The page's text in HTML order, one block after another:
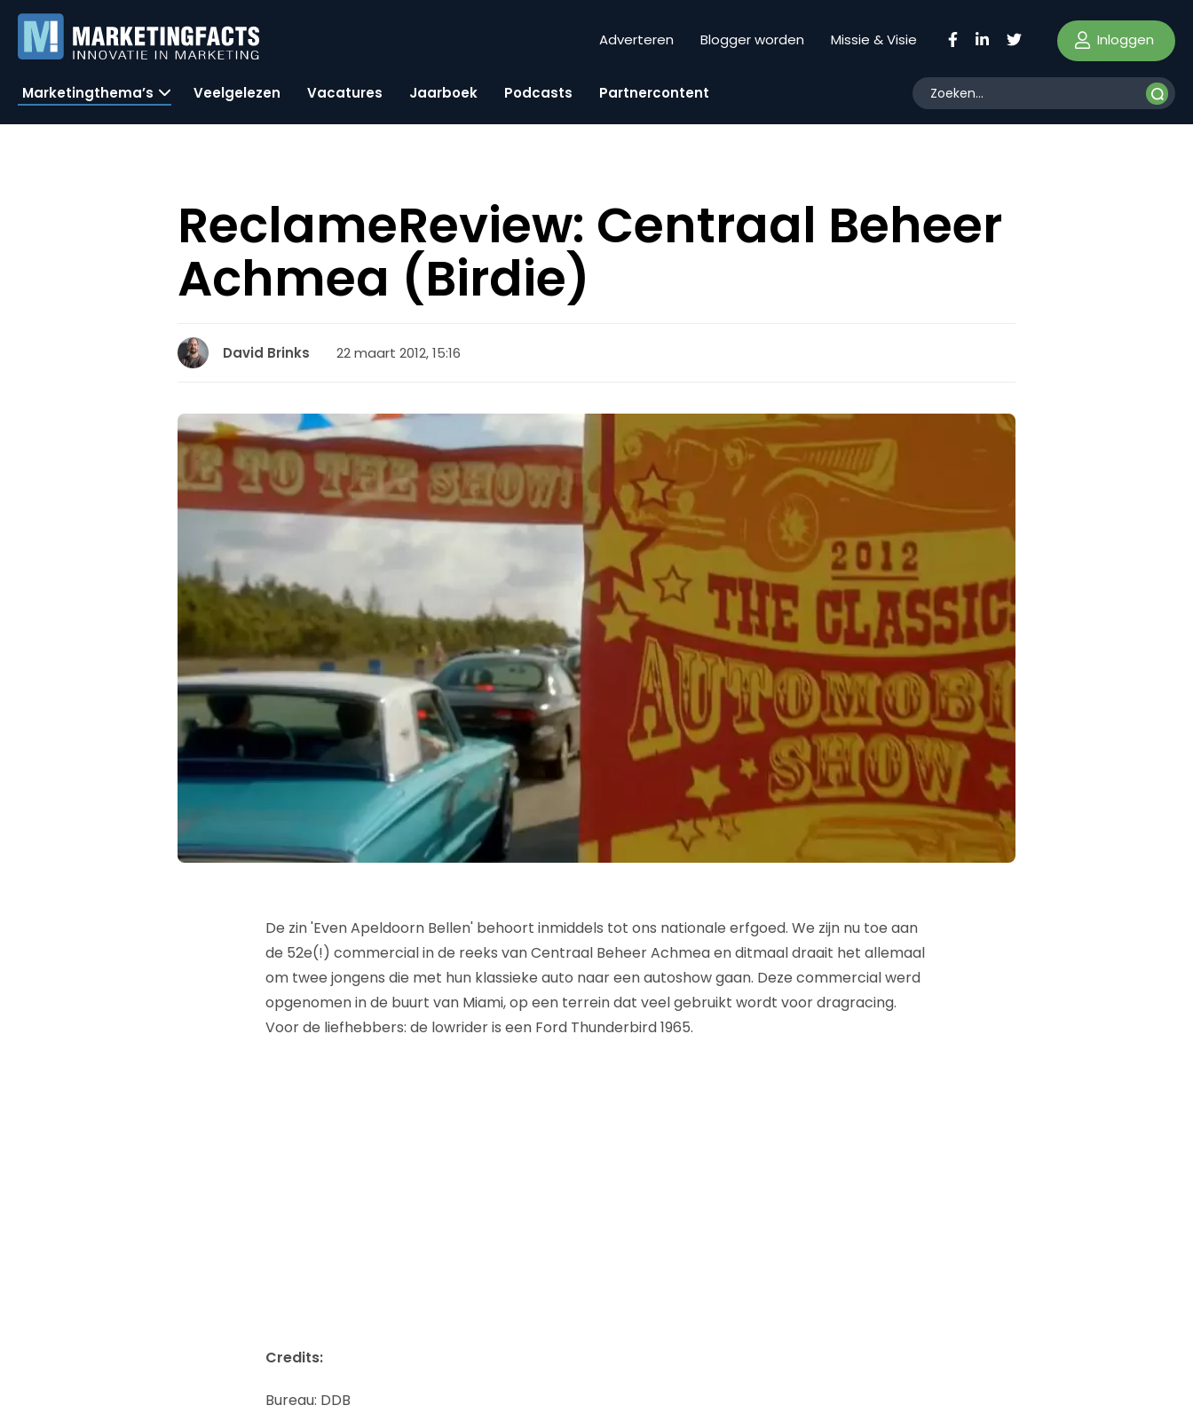
Adverteren Blogger worden Missie & Visie Inloggen
Marketingthema’s Veelgelezen Vacatures Jaarboek Podcasts Partnercontent
ReclameReview: Centraal Beheer
Achmea (Birdie)
David Brinks 22 maart 2012, 15:16
De zin 'Even Apeldoorn Bellen' behoort inmiddels tot ons nationale erfgoed. We zijn nu toe aan
de 52e(!) commercial in de reeks van Centraal Beheer Achmea en ditmaal draait het allemaal
om twee jongens die met hun klassieke auto naar een autoshow gaan. Deze commercial werd
opgenomen in de buurt van Miami, op een terrein dat veel gebruikt wordt voor dragracing.
Voor de liefhebbers: de lowrider is een Ford Thunderbird 1965.
Credits:
Bureau: DDB